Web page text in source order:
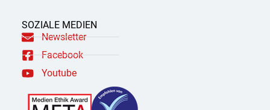
SOZIALE MEDIEN
Newsletter
Facebook
Youtube